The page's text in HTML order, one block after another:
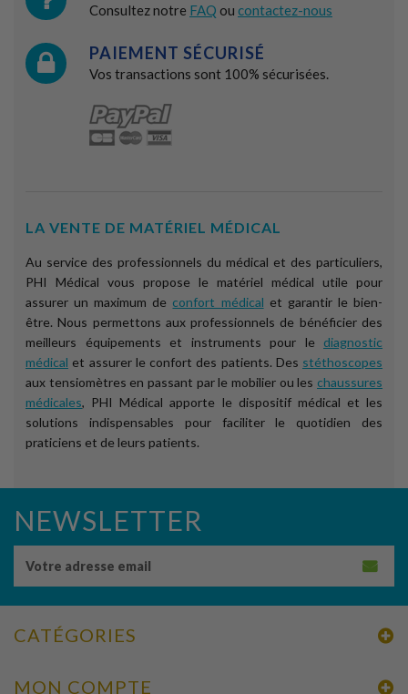
Consultez notre FAQ ou contactez-nous
PAIEMENT SÉCURISÉ
Vos transactions sont 100% sécurisées.
LA VENTE DE MATÉRIEL MÉDICAL
Au service des professionnels du médical et des particuliers,
PHI Médical vous propose le matériel médical utile pour
assurer un maximum de confort médical et garantir le bien-
être. Nous permettons aux professionnels de bénéficier des
meilleurs équipements et instruments pour le diagnostic
médical et assurer le confort des patients. Des stéthoscopes
aux tensiomètres en passant par le mobilier ou les chaussures
médicales, PHI Médical apporte le dispositif médical et les
solutions indispensables pour faciliter le quotidien des
praticiens et de leurs patients.
NEWSLETTER
CATÉGORIES
MON COMPTE